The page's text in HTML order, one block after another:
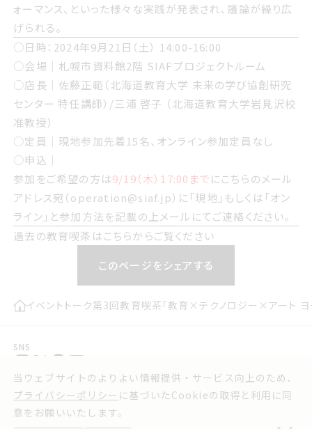
当ウェブサイトのよりよい情報提供・サービス向上のため、
プライバシーポリシー に基づいたCookieの取得と利用に同
意をお願いいたします。
ォーマンス、といった様々な実践が発表され、議論が繰り広
げられる。
○日時：2024年9月21日（土） 14:00-16:00
○会場｜札幌市資料館2階 SIAFプロジェクトルーム
○店長｜佐藤正範（北海道教育大学 未来の学び協創研究
センター 特任講師）/三浦 啓子 （北海道教育大学岩見沢校
准教授）
○定員｜現地参加先着15名、オンライン参加定員なし
○申込｜
参加をご希望の方は9/19（木）17:00までにこちらのメール
アドレス宛（operation@siaf.jp）に「現地」もしくは「オン
ライン」と参加方法を記載の上メールにてご連絡ください。
過去の教育喫茶はこちらからご覧ください
このページをシェアする
イベント トーク第3回教育喫茶「教育×テクノロジー×アート ヨ
SNS
プレスリリース
実行委員会よりお知らせ
ウェブアクセシビリティ方針
お問い合わせ
利用規約